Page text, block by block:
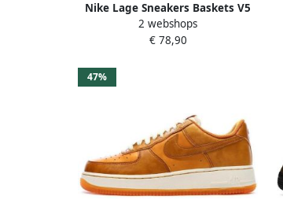
Nike Lage Sneakers Baskets V5
RNR taupe haze
2 webshops
€ 78,90
47%